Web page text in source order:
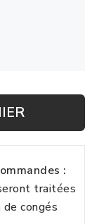
:
traitées
congés